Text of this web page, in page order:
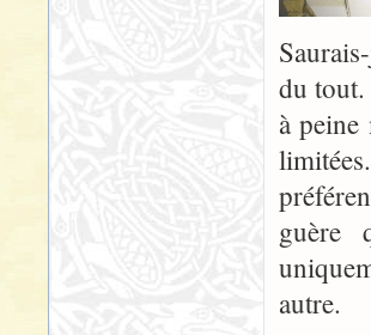
du tout.
à peine
guère
autre.